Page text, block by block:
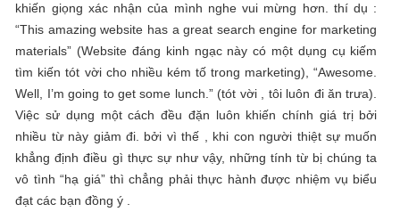
khiến giọng xác nhận của mình nghe vui mừng hơn. thí dụ :
“This amazing website has a great search engine for marketing
materials” (Website đáng kinh ngạc này có một dụng cụ kiếm
tìm kiến tót vời cho nhiều kém tố trong marketing), “Awesome.
Well, I’m going to get some lunch.” (tót vời , tôi luôn đi ăn trưa).
Việc sử dụng một cách đều đặn luôn khiến chính giá trị bởi
nhiều từ này giảm đi. bởi vì thế , khi con người thiệt sự muốn
khẳng định điều gì thực sự như vậy, những tính từ bị chúng ta
vô tình “hạ giá” thì chẳng phải thực hành được nhiệm vụ biểu
đạt các bạn đồng ý .